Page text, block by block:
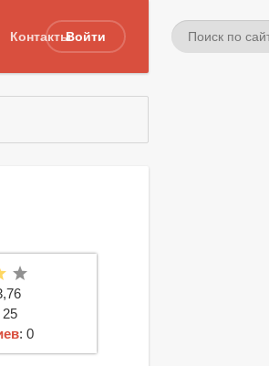
КонтактыВойти
25
: 0